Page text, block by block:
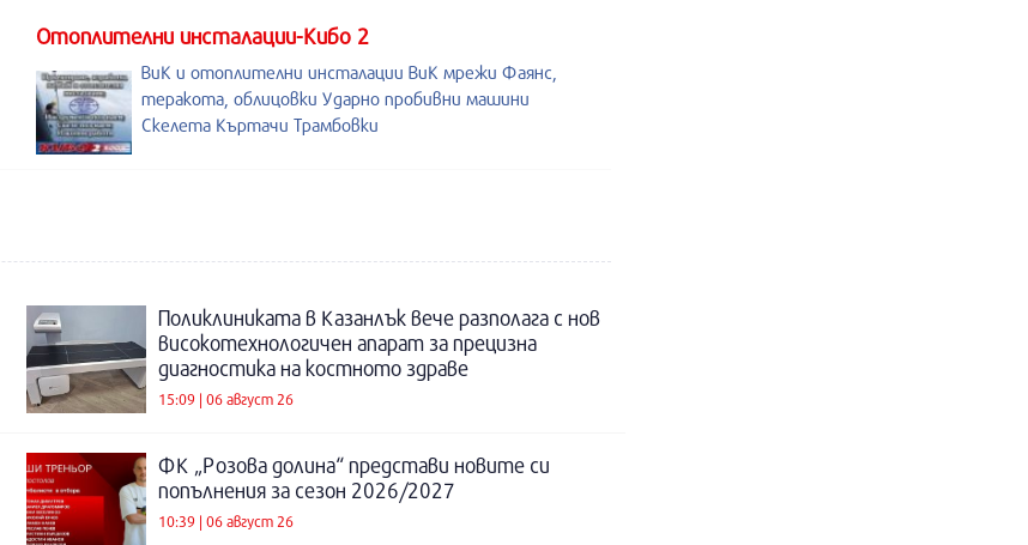
Отоплителни инсталации-Кибо 2
ВиК и отоплителни инсталации ВиК мрежи Фаянс,
теракота, облицовки Ударно пробивни машини
Скелета Къртачи Трамбовки
Поликлиниката в Казанлък вече разполага с нов
високотехнологичен апарат за прецизна
диагностика на костното здраве
15:09 | 06 август 26
ФК „Розова долина“ представи новите си
попълнения за сезон 2026/2027
10:39 | 06 август 26